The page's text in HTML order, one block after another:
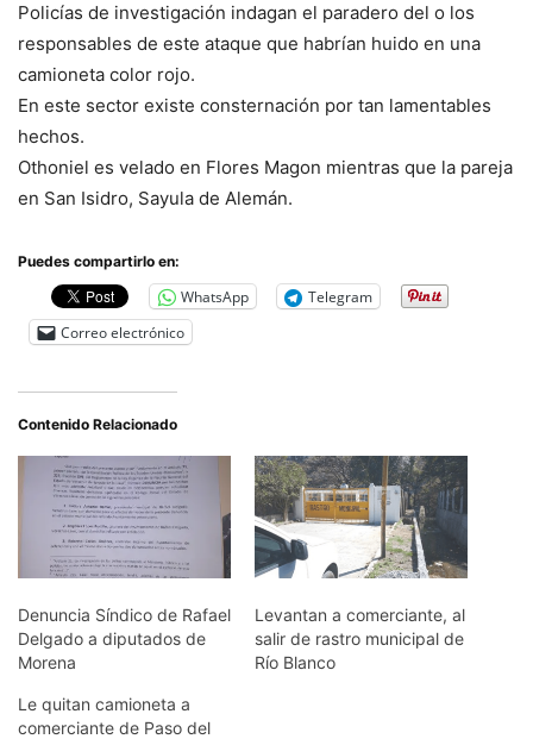
Policías de investigación indagan el paradero del o los
responsables de este ataque que habrían huido en una
camioneta color rojo.
En este sector existe consternación por tan lamentables
hechos.
Othoniel es velado en Flores Magon mientras que la pareja
en San Isidro, Sayula de Alemán.
Puedes compartirlo en:
WhatsApp
Telegram
Correo electrónico
Contenido Relacionado
Denuncia Síndico de Rafael
Delgado a diputados de
Morena
Levantan a comerciante, al
salir de rastro municipal de
Río Blanco
Le quitan camioneta a
comerciante de Paso del